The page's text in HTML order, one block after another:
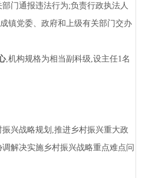
门通报违法行为;负责行政执法人
镇党委、政府和上级有关部门交办
,机构规格为相当副科级,设主任1名
兴战略规划,推进乡村振兴重大政
解决实施乡村振兴战略重点难点问